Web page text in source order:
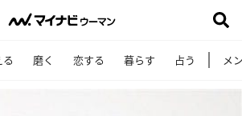
磨く 恋する 暮らす 占う メ